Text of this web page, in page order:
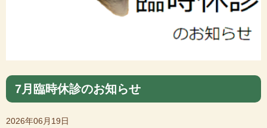
7月臨時休診のお知らせ
2026年06月19日